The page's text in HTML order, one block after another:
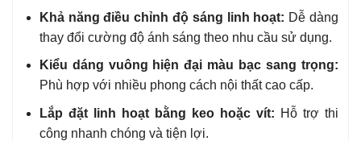
Khả năng điều chỉnh độ sáng linh hoạt: Dễ dàng
thay đổi cường độ ánh sáng theo nhu cầu sử dụng.
Kiểu dáng vuông hiện đại màu bạc sang trọng:
Phù hợp với nhiều phong cách nội thất cao cấp.
Lắp đặt linh hoạt bằng keo hoặc vít: Hỗ trợ thi
công nhanh chóng và tiện lợi.